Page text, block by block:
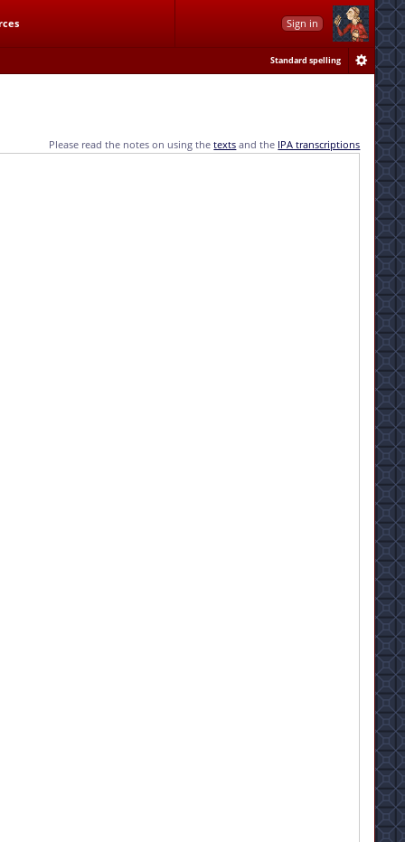
Sign in
Standard spelling
Please read the notes on using thetexts and the IPA transcriptions